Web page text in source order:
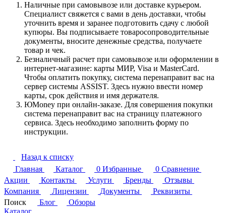
Наличные при самовывозе или доставке курьером.
Специалист свяжется с вами в день доставки, чтобы
уточнить время и заранее подготовить сдачу с любой
купюры. Вы подписываете товаросопроводительные
документы, вносите денежные средства, получаете
товар и чек.
Безналичный расчет при самовывозе или оформлении в
интернет-магазине: карты МИР, Visa и MasterCard.
Чтобы оплатить покупку, система перенаправит вас на
сервер системы ASSIST. Здесь нужно ввести номер
карты, срок действия и имя держателя.
ЮMoney при онлайн-заказе. Для совершения покупки
система перенаправит вас на страницу платежного
сервиса. Здесь необходимо заполнить форму по
инструкции.
Назад к списку
Главная
Каталог 0 Избранные 0 Сравнение
Акции
Контакты Услуги Бренды
Отзывы
Компания
Лицензии Документы
Реквизиты
Поиск
Блог
Обзоры
Каталог